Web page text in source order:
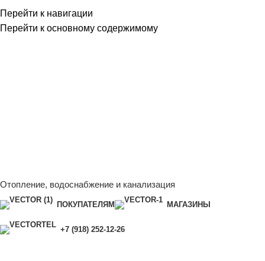
Перейти к навигации
Перейти к основному содержимому
Отопление, водоснабжение и канализация
ПОКУПАТЕЛЯМ МАГАЗИНЫ
+7 (918) 252-12-26